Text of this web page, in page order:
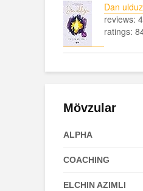
Dan
reviews:
ratings:
Mövzular
ALPHA
COACHING
ELCHIN AZIMLI